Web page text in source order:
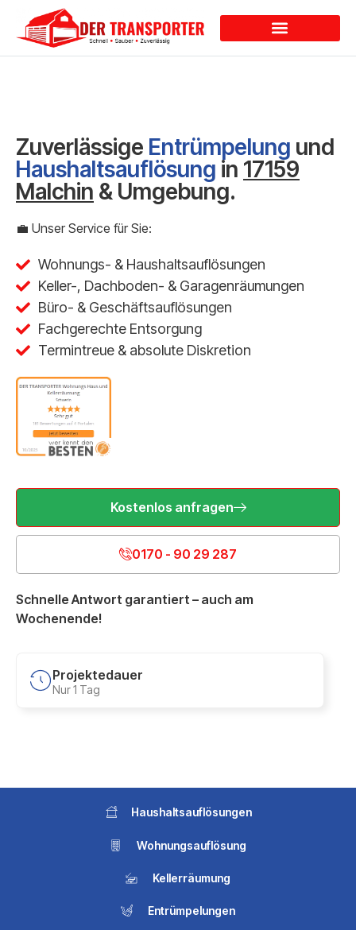
Zuverlässige Entrümpelung und
Haushaltsauflösung in 17159
Malchin & Umgebung.
💼 Unser Service für Sie:
Wohnungs- & Haushaltsauflösungen
Keller-, Dachboden- & Garagenräumungen
Büro- & Geschäftsauflösungen
Fachgerechte Entsorgung
Termintreue & absolute Diskretion
Kostenlos anfragen
0170 - 90 29 287
Schnelle Antwort garantiert – auch am
Wochenende!
Projektedauer
Nur 1 Tag
Haushaltsauflösungen
Wohnungsauflösung
Kellerräumung
Entrümpelungen